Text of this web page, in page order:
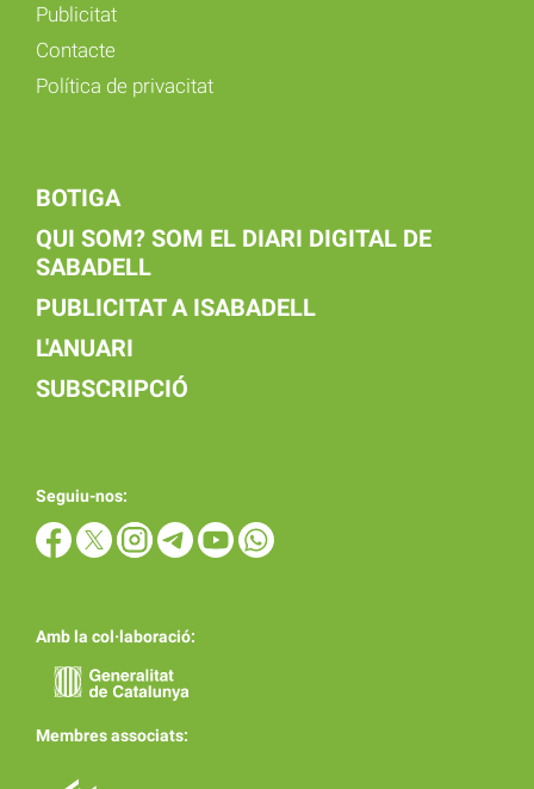
Publicitat
Contacte
Política de privacitat
BOTIGA
QUI SOM? SOM EL DIARI DIGITAL DE
SABADELL
PUBLICITAT A ISABADELL
L'ANUARI
SUBSCRIPCIÓ
Seguiu-nos:
Amb la col·laboració:
Membres associats: